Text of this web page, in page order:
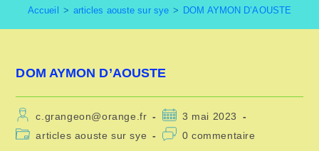
Accueil > articles aouste sur sye > DOM AYMON D’AOUSTE
DOM AYMON D’AOUSTE
c.grangeon@orange.fr
3 mai 2023
articles aouste sur sye
0 commentaire